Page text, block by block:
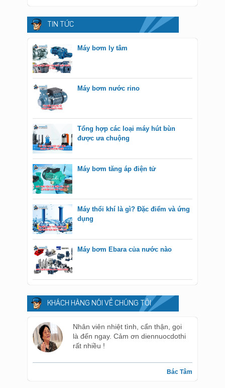
TIN TỨC
Máy bơm ly tâm
Máy bơm nước rino
Tổng hợp các loại máy hút bùn
được ưa chuộng
Máy bơm tăng áp điện tử
Máy thổi khí là gì? Đặc điểm và ứng
dụng
Máy bơm Ebara của nước nào
KHÁCH HÀNG NÓI VỀ CHÚNG TÔI
Nhân viên nhiệt tình, cẩn thận, gọi
là đến ngay. Cảm ơn diennuocdothi
rất nhiều !
Bác Tâm